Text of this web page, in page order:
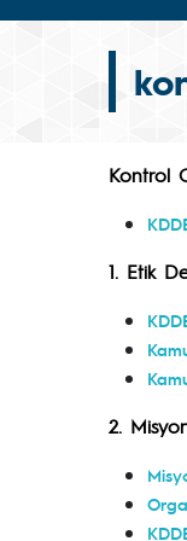
Kontrol
1. Etik
2.